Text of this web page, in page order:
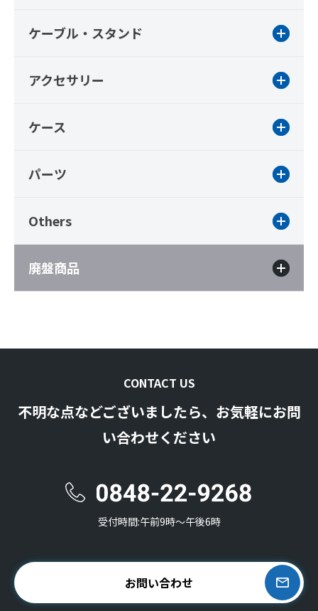
ケーブル・スタンド
アクセサリー
ケース
パーツ
Others
廃盤商品
CONTACT US
不明な点などございましたら、お気軽にお問
い合わせください
受付時間:午前9時〜午後6時
お問い合わせ